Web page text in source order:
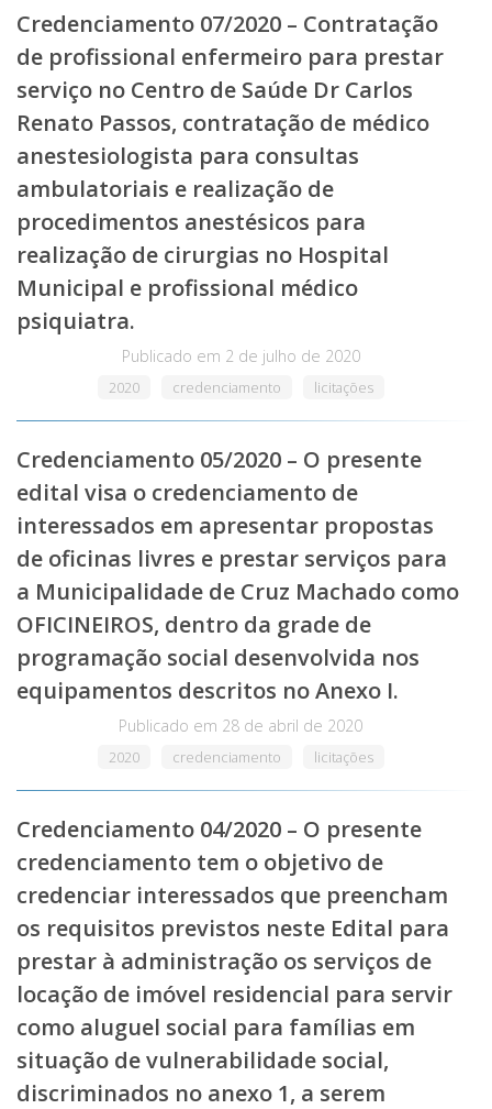
Credenciamento 07/2020 – Contratação
de profissional enfermeiro para prestar
serviço no Centro de Saúde Dr Carlos
Renato Passos, contratação de médico
anestesiologista para consultas
ambulatoriais e realização de
procedimentos anestésicos para
realização de cirurgias no Hospital
Municipal e profissional médico
psiquiatra.
Publicado em 2 de julho de 2020
2020 credenciamento licitações
Credenciamento 05/2020 – O presente
edital visa o credenciamento de
interessados em apresentar propostas
de oficinas livres e prestar serviços para
a Municipalidade de Cruz Machado como
OFICINEIROS, dentro da grade de
programação social desenvolvida nos
equipamentos descritos no Anexo I.
Publicado em 28 de abril de 2020
2020 credenciamento licitações
Credenciamento 04/2020 – O presente
credenciamento tem o objetivo de
credenciar interessados que preencham
os requisitos previstos neste Edital para
prestar à administração os serviços de
locação de imóvel residencial para servir
como aluguel social para famílias em
situação de vulnerabilidade social,
discriminados no anexo 1, a serem